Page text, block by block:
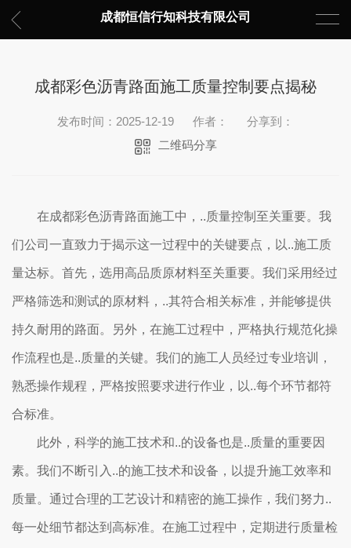
成都恒信行知科技有限公司
成都彩色沥青路面施工质量控制要点揭秘
发布时间：2025-12-19 作者：
分享到：
二维码分享
在成都彩色沥青路面施工中，..质量控制至关重要。我
们公司一直致力于揭示这一过程中的关键要点，以..施工质
量达标。首先，选用高品质原材料至关重要。我们采用经过
严格筛选和测试的原材料，..其符合相关标准，并能够提供
持久耐用的路面。另外，在施工过程中，严格执行规范化操
作流程也是..质量的关键。我们的施工人员经过专业培训，
熟悉操作规程，严格按照要求进行作业，以..每个环节都符
合标准。
此外，科学的施工技术和..的设备也是..质量的重要因
素。我们不断引入..的施工技术和设备，以提升施工效率和
质量。通过合理的工艺设计和精密的施工操作，我们努力..
每一处细节都达到高标准。在施工过程中，定期进行质量检